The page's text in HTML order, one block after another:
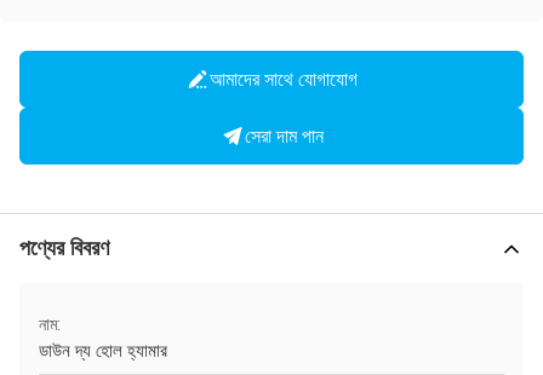
আমাদের সাথে যোগাযোগ
সেরা দাম পান
পণ্যের বিবরণ
নাম:
ডাউন দ্য হোল হ্যামার